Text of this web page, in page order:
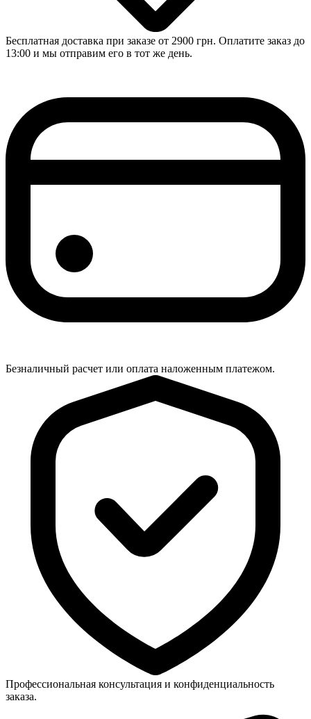
Бесплатная доставка при заказе от 2900 грн. Оплатите заказ до
13:00 и мы отправим его в тот же день.
Безналичный расчет или оплата наложенным платежом.
Профессиональная консультация и конфиденциальность
заказа.